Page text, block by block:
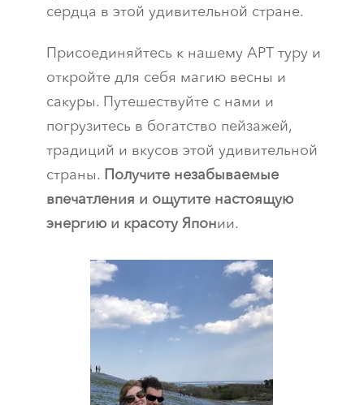
сердца в этой удивительной стране.
Присоединяйтесь к нашему АРТ туру и
откройте для себя магию весны и
сакуры. Путешествуйте с нами и
погрузитесь в богатство пейзажей,
традиций и вкусов этой удивительной
страны. Получите незабываемые
впечатления и ощутите настоящую
энергию и красоту Японии.